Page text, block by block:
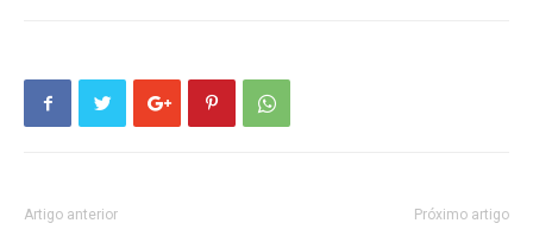
Artigo anterior Próximo artigo